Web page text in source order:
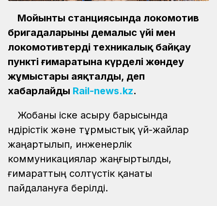
Мойынты станциясында локомотив
бригадаларының демалыс үйі мен
локомотивтерді техникалық байқау
пункті ғимаратына күрделі жөндеу
жұмыстары аяқталды, деп
хабарлайды Rail-news.kz.
Жобаны іске асыру барысында
өндірістік және тұрмыстық үй-жайлар
жаңартылып, инженерлік
коммуникациялар жаңғыртылды,
ғимараттың солтүстік қанаты
пайдалануға берілді.